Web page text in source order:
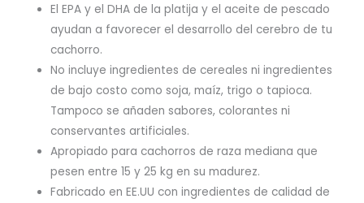
El EPA y el DHA de la platija y el aceite de pescado
ayudan a favorecer el desarrollo del cerebro de tu
cachorro.
No incluye ingredientes de cereales ni ingredientes
de bajo costo como soja, maíz, trigo o tapioca.
Tampoco se añaden sabores, colorantes ni
conservantes artificiales.
Apropiado para cachorros de raza mediana que
pesen entre 15 y 25 kg en su madurez.
Fabricado en EE.UU con ingredientes de calidad de